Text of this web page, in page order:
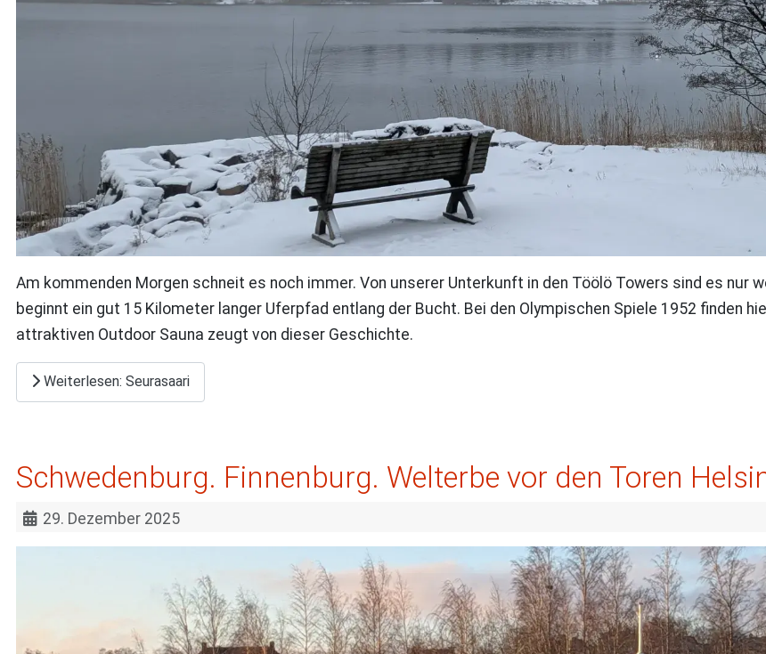
Am kommenden Morgen schneit es noch immer. Von unserer Unterkunft in den Töölö Towers sind es nur
beginnt ein gut 15 Kilometer langer Uferpfad entlang der Bucht. Bei den Olympischen Spiele 1952 finden
attraktiven Outdoor Sauna zeugt von dieser Geschichte.
Weiterlesen: Seurasaari
Schwedenburg. Finnenburg. Welterbe vor den Toren
29. Dezember 2025